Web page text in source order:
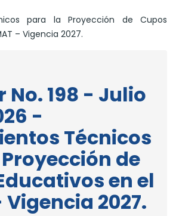
para la Proyección de Cupos
– Vigencia 2027.
No. 198 - Julio
-
Técnicos
de
en el
Vigencia 2027.